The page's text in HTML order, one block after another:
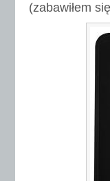
(zabawiłem